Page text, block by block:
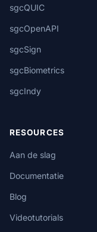
sgcQUIC
sgcOpenAPI
sgcSign
sgcBiometrics
sgcIndy
RESOURCES
Aan de slag
Documentatie
Blog
Videotutorials